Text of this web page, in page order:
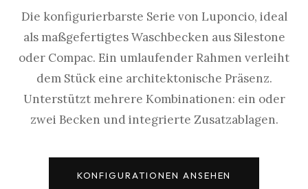
Die konfigurierbarste Serie von Luponcio, ideal
als maßgefertigtes Waschbecken aus Silestone
oder Compac. Ein umlaufender Rahmen verleiht
dem Stück eine architektonische Präsenz.
Unterstützt mehrere Kombinationen: ein oder
zwei Becken und integrierte Zusatzablagen.
KONFIGURATIONEN ANSEHEN